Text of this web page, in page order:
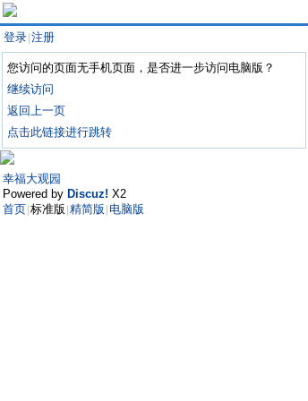
登录 注册
您访问的页面无手机页面，是否进一步访问电脑版？
继续访问
返回上一页
点击此链接进行跳转
幸福大观园
Powered by Discuz! X2
首页 标准版 精简版 电脑版